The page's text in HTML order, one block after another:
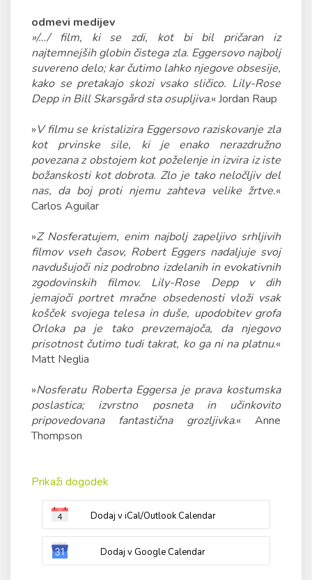
odmevi medijev
»/…/ film, ki se zdi, kot bi bil pričaran iz
najtemnejših globin čistega zla. Eggersovo najbolj
suvereno delo; kar čutimo lahko njegove obsesije,
kako se pretakajo skozi vsako sličico. Lily-Rose
Depp in Bill Skarsgård sta osupljiva.« Jordan Raup
»V filmu se kristalizira Eggersovo raziskovanje zla
kot prvinske sile, ki je enako nerazdružno
povezana z obstojem kot poželenje in izvira iz iste
božanskosti kot dobrota. Zlo je tako neločljiv del
nas, da boj proti njemu zahteva velike žrtve.«
Carlos Aguilar
»Z Nosferatujem, enim najbolj zapeljivo srhljivih
filmov vseh časov, Robert Eggers nadaljuje svoj
navdušujoči niz podrobno izdelanih in evokativnih
zgodovinskih filmov. Lily-Rose Depp v dih
jemajoči portret mračne obsedenosti vloži vsak
košček svojega telesa in duše, upodobitev grofa
Orloka pa je tako prevzemajoča, da njegovo
prisotnost čutimo tudi takrat, ko ga ni na platnu.«
Matt Neglia
»Nosferatu Roberta Eggersa je prava kostumska
poslastica; izvrstno posneta in učinkovito
pripovedovana fantastična grozljivka.« Anne
Thompson
Prikaži dogodek
Dodaj v iCal/Outlook Calendar
Dodaj v Google Calendar